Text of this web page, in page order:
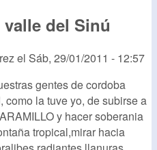
del Sinú
el Sáb, 29/01/2011 - 12:57
gentes de cordoba
la tuve yo, de subirse a
y hacer soberania
tropical,mirar hacia